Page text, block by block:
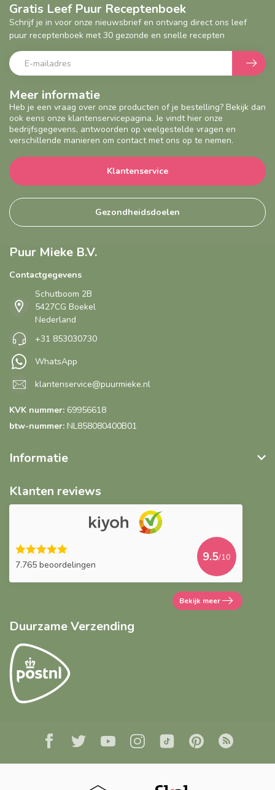
Meer informatie
Heb je een vraag over onze producten of je bestelling? Bekijk dan
ook eens onze klantenservicepagina. Je vindt hier onze
bedrijfsgegevens, antwoorden op veelgestelde vragen en
verschillende manieren om contact met ons op te nemen.
Klantenservice
Gezondheidsdoelen
Gratis Leef Puur Receptenboek
Schrijf je in voor onze nieuwsbrief en ontvang direct ons leef
puur receptenboek met 30 gezonde en snelle recepten
Puur Mieke B.V.
Contactgegevens
Schutboom 2B
5427CG Boekel
Nederland
+31 853030730
WhatsApp
klantenservice@puurmieke.nl
KVK nummer: 69956618
btw-nummer: NL858080400B01
Informatie
Klanten reviews
7.765 beoordelingen
9.5/10
Bekijk meer
Duurzame Verzending